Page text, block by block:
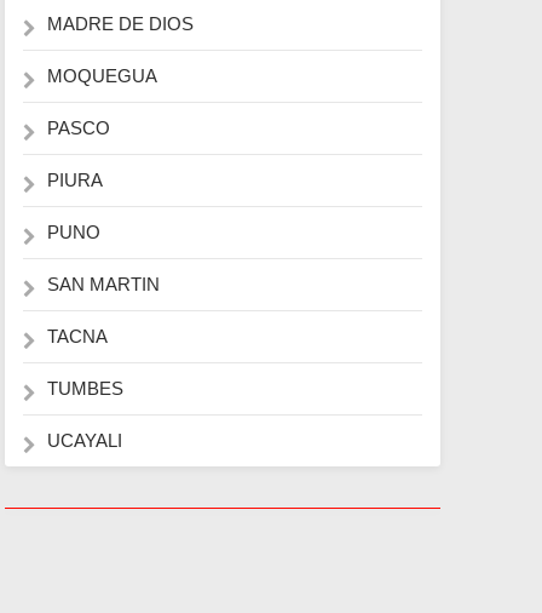
MADRE DE DIOS
MOQUEGUA
PASCO
PIURA
PUNO
SAN MARTIN
TACNA
TUMBES
UCAYALI